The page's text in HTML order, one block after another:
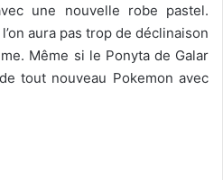
une nouvelle robe pastel.
aura pas trop de déclinaison
Même si le Ponyta de Galar
tout nouveau Pokemon avec